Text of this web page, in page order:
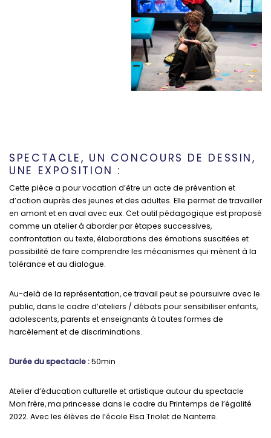
SPECTACLE, UN CONCOURS DE DESSIN,
UNE EXPOSITION :
Cette pièce a pour vocation d’être un acte de prévention et
d’action auprès des jeunes et des adultes. Elle permet de travailler
en amont et en aval avec eux. Cet outil pédagogique est proposé
comme un atelier à aborder par étapes successives,
confrontation au texte, élaborations des émotions suscitées et
possibilité de faire comprendre les mécanismes qui mènent à la
tolérance et au dialogue.
Au-delà de la représentation, ce travail peut se poursuivre avec le
public, dans le cadre d’ateliers / débats pour sensibiliser enfants,
adolescents, parents et enseignants à toutes formes de
harcèlement et de discriminations.
Durée du spectacle :50min
Atelier d’éducation culturelle et artistique autour du spectacle
Mon frère, ma princesse dans le cadre du Printemps de l’égalité
2022. Avec les élèves de l’école Elsa Triolet de Nanterre.